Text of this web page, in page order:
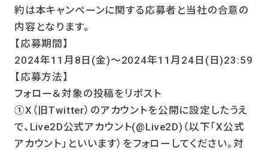
約は本キャンペーンに関する応募者と当社の合意の
内容となります。
【応募期間】
2024年11月8日(金)～2024年11月24日(日)23:59
【応募方法】
フォロー＆対象の投稿をリポスト
①X（旧Twitter）のアカウントを公開に設定したうえ
で、Live2D公式アカウント(@Live2D)（以下「X公式
アカウント」といいます）をフォローしてください。対